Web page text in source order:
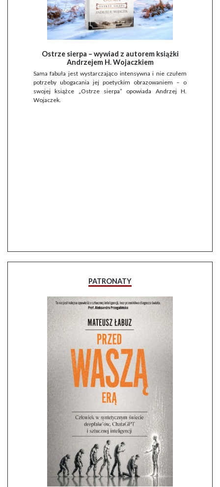
Ostrze sierpa – wywiad z autorem książki
Andrzejem H. Wojaczkiem
Sama fabuła jest wystarczająco intensywna i nie czułem
potrzeby ubogacania jej poetyckim obrazowaniem – o
swojej książce „Ostrze sierpa” opowiada Andrzej H.
Wojaczek.
PATRONATY